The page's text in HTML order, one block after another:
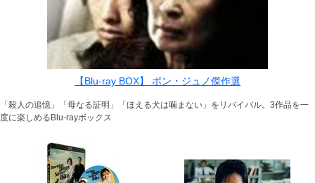
【Blu-ray BOX】 ポン・ジュノ傑作選
「殺人の追憶」「母なる証明」「ほえる犬は噛まない」をリバイバル。3作品を一
度に楽しめるBlu-rayボックス